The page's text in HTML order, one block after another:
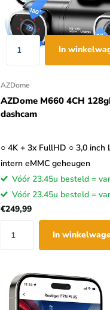
In
AZDome
AZDome M660 4CH
dashcam
○ 4K + 3x FullHD ○ 3,0 inch
intern eMMC geheugen
Vóór 23.45u besteld =
Vóór 23.45u besteld =
€249,99
In